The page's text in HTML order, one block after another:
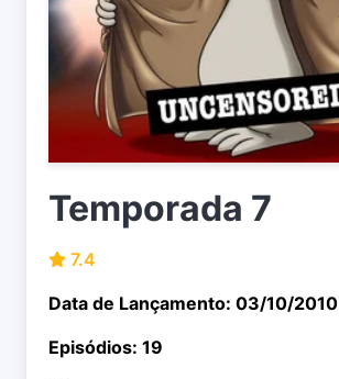
Temporada 7
7.4
Data de Lançamento: 03/10/2010
Episódios: 19